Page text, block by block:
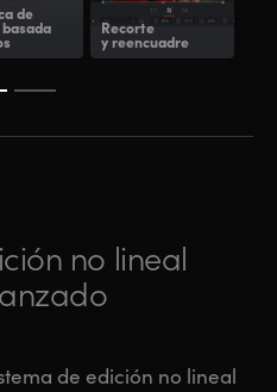
de
Recorte
y reencuadre
no lineal
de edición no lineal